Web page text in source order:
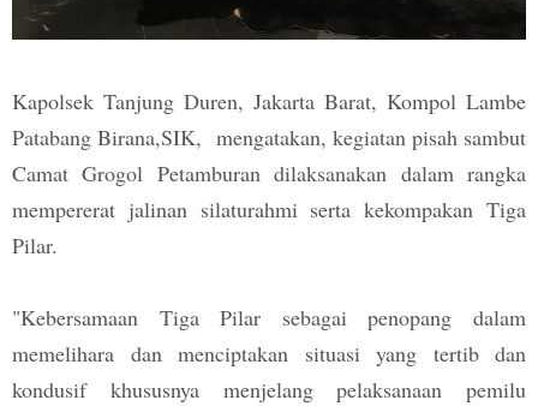
Kapolsek Tanjung Duren, Jakarta Barat, Kompol Lambe
Patabang Birana,SIK, mengatakan, kegiatan pisah sambut
Camat Grogol Petamburan dilaksanakan dalam rangka
mempererat jalinan silaturahmi serta kekompakan Tiga
Pilar.
"Kebersamaan Tiga Pilar sebagai penopang dalam
memelihara dan menciptakan situasi yang tertib dan
kondusif khususnya menjelang pelaksanaan pemilu